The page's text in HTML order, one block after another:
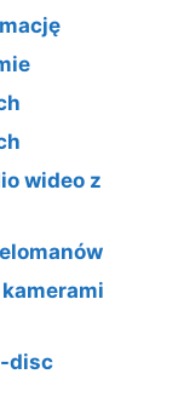
wideo z
disc